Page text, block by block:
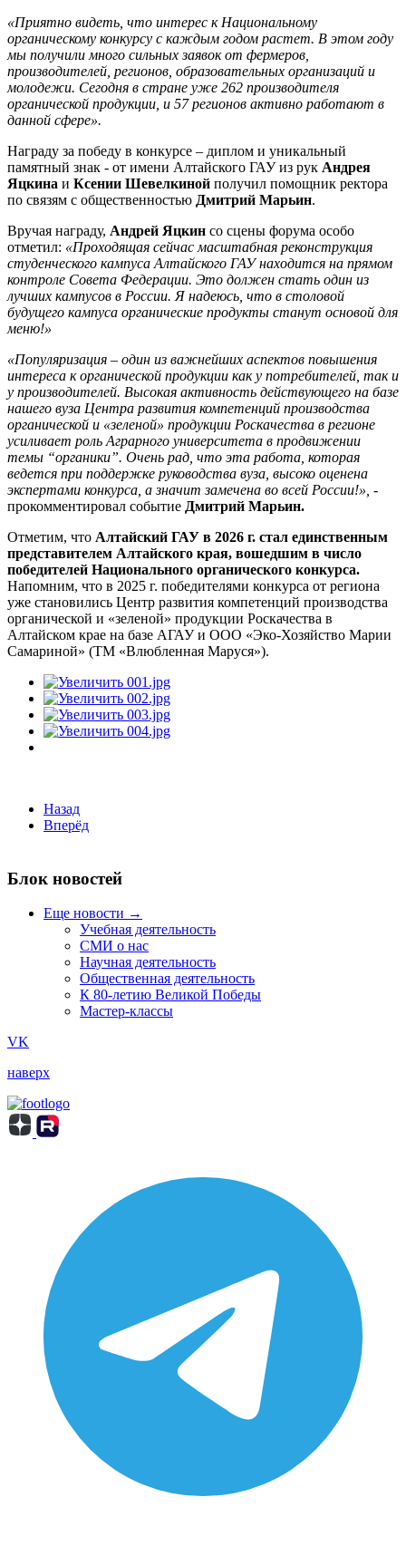
«Приятно видеть, что интерес к Национальному
органическому конкурсу с каждым годом растет. В этом году
мы получили много сильных заявок от фермеров,
производителей, регионов, образовательных организаций и
молодежи. Сегодня в стране уже 262 производителя
органической продукции, и 57 регионов активно работают в
данной сфере».
Награду за победу в конкурсе – диплом и уникальный
памятный знак - от имени Алтайского ГАУ из рук Андрея
Яцкина и Ксении Шевелкиной получил помощник ректора
по связям с общественностью Дмитрий Марьин.
Вручая награду, Андрей Яцкин со сцены форума особо
отметил: «Проходящая сейчас масштабная реконструкция
студенческого кампуса Алтайского ГАУ находится на прямом
контроле Совета Федерации. Это должен стать один из
лучших кампусов в России. Я надеюсь, что в столовой
будущего кампуса органические продукты станут основой для
меню!»
«Популяризация – один из важнейших аспектов повышения
интереса к органической продукции как у потребителей, так и
у производителей. Высокая активность действующего на базе
нашего вуза Центра развития компетенций производства
органической и «зеленой» продукции Роскачества в регионе
усиливает роль Аграрного университета в продвижении
темы “органики”. Очень рад, что эта работа, которая
ведется при поддержке руководства вуза, высоко оценена
экспертами конкурса, а значит замечена во всей России!», -
прокомментировал событие Дмитрий Марьин.
Отметим, что Алтайский ГАУ в 2026 г. стал единственным
представителем Алтайского края, вошедшим в число
победителей Национального органического конкурса.
Напомним, что в 2025 г. победителями конкурса от региона
уже становились Центр развития компетенций производства
органической и «зеленой» продукции Роскачества в
Алтайском крае на базе АГАУ и ООО «Эко-Хозяйство Марии
Самариной» (ТМ «Влюбленная Маруся»).
Назад
Вперёд
Блок новостей
Еще новости →
Учебная деятельность
СМИ о нас
Научная деятельность
Общественная деятельность
К 80-летию Великой Победы
Мастер-классы
VK
наверх